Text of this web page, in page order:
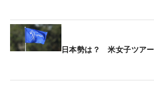
日本勢は？ 米女子ツア